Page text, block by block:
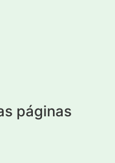
páginas